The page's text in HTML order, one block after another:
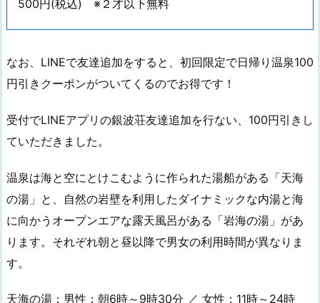
500円(税込) ※２才以下無料
なお、LINEで友達追加をすると、初回限定で日帰り温泉100
円引きクーポンがついてくるのでお得です！
受付でLINEアプリの銀波荘友達追加を行ない、100円引きし
ていただきました。
温泉は海と空にとけこむように作られた湯船がある「天海
の湯」と、自然の岩壁を利用したダイナミックな内湯と海
に向かうオープンエアな露天風呂がある「岩海の湯」があ
ります。それぞれ朝と昼以降で男女の利用時間が異なりま
す。
天海の湯：男性：朝6時～9時30分 ／ 女性：11時～24時